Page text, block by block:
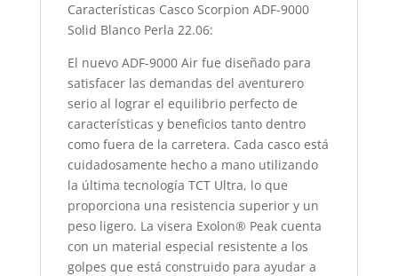
Características Casco Scorpion ADF-9000
Solid Blanco Perla 22.06:
El nuevo ADF-9000 Air fue diseñado para
satisfacer las demandas del aventurero
serio al lograr el equilibrio perfecto de
características y beneficios tanto dentro
como fuera de la carretera. Cada casco está
cuidadosamente hecho a mano utilizando
la última tecnología TCT Ultra, lo que
proporciona una resistencia superior y un
peso ligero. La visera Exolon® Peak cuenta
con un material especial resistente a los
golpes que está construido para ayudar a